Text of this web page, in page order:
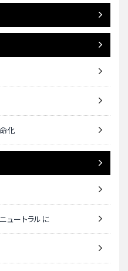
化
ュートラルに